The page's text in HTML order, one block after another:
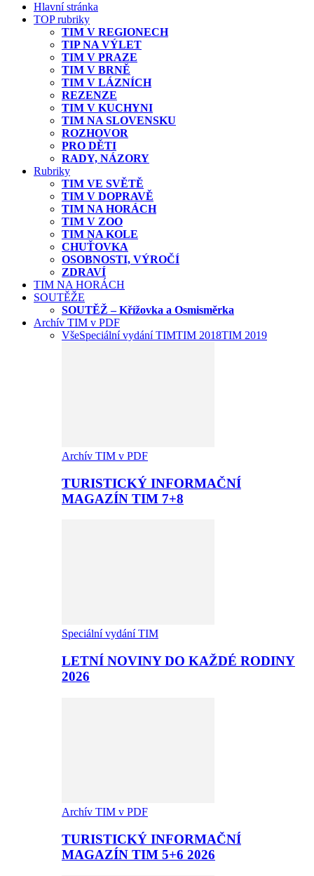
Hlavní stránka
TOP rubriky
TIM V REGIONECH
TIP NA VÝLET
TIM V PRAZE
TIM V BRNĚ
TIM V LÁZNÍCH
REZENZE
TIM V KUCHYNI
TIM NA SLOVENSKU
ROZHOVOR
PRO DĚTI
RADY, NÁZORY
Rubriky
TIM VE SVĚTĚ
TIM V DOPRAVĚ
TIM NA HORÁCH
TIM V ZOO
TIM NA KOLE
CHUŤOVKA
OSOBNOSTI, VÝROČÍ
ZDRAVÍ
TIM NA HORÁCH
SOUTĚŽE
SOUTĚŽ – Křížovka a Osmisměrka
Archív TIM v PDF
VšeSpeciální vydání TIMTIM 2018TIM 2019
Archív TIM v PDF
TURISTICKÝ INFORMAČNÍ
MAGAZÍN TIM 7+8
Speciální vydání TIM
LETNÍ NOVINY DO KAŽDÉ RODINY
2026
Archív TIM v PDF
TURISTICKÝ INFORMAČNÍ
MAGAZÍN TIM 5+6 2026